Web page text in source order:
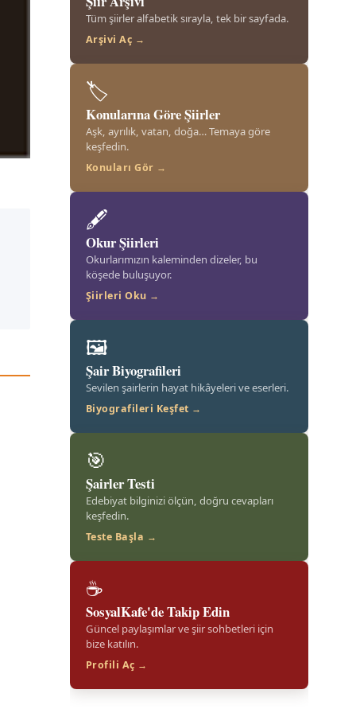
Tüm şiirler alfabetik sırayla, tek bir sayfada.
Arşivi Aç →
🏷️
Konularına Göre Şiirler
Aşk, ayrılık, vatan, doğa… Temaya göre
keşfedin.
Konuları Gör →
🖋️
Okur Şiirleri
Okurlarımızın kaleminden dizeler, bu
köşede buluşuyor.
Şiirleri Oku →
🖼️
Şair Biyografileri
Sevilen şairlerin hayat hikâyeleri ve eserleri.
Biyografileri Keşfet →
🎯
Şairler Testi
Edebiyat bilginizi ölçün, doğru cevapları
keşfedin.
Teste Başla →
☕
SosyalKafe'de Takip Edin
Güncel paylaşımlar ve şiir sohbetleri için
bize katılın.
Profili Aç →